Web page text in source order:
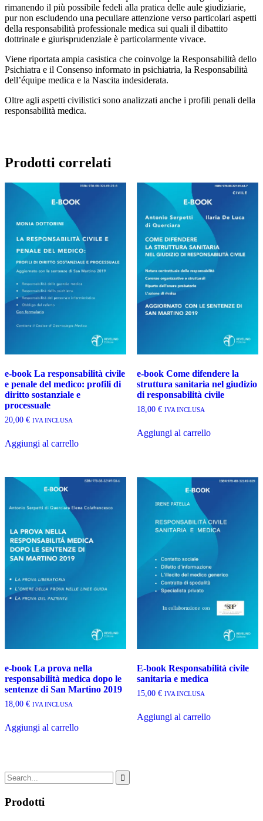
rimanendo il più possibile fedeli alla pratica delle aule giudiziarie,
pur non escludendo una peculiare attenzione verso particolari aspetti
della responsabilità professionale medica sui quali il dibattito
dottrinale e giurisprudenziale è particolarmente vivace.
Viene riportata ampia casistica che coinvolge la Responsabilità dello
Psichiatra e il Consenso informato in psichiatria, la Responsabilità
dell’équipe medica e la Nascita indesiderata.
Oltre agli aspetti civilistici sono analizzati anche i profili penali della
responsabilità medica.
Prodotti correlati
e-book La responsabilità civile
e penale del medico: profili di
diritto sostanziale e
processuale
20,00 € IVA INCLUSA
Aggiungi al carrello
e-book Come difendere la
struttura sanitaria nel giudizio
di responsabilità civile
18,00 € IVA INCLUSA
Aggiungi al carrello
e-book La prova nella
responsabilità medica dopo le
sentenze di San Martino 2019
18,00 € IVA INCLUSA
Aggiungi al carrello
E-book Responsabilità civile
sanitaria e medica
15,00 € IVA INCLUSA
Aggiungi al carrello
Search
for:
Prodotti